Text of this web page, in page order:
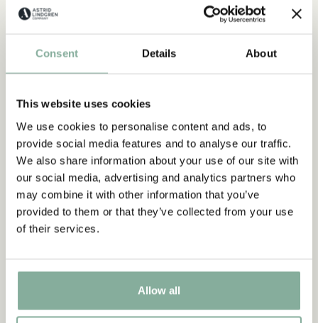
Consent Details About
This website uses cookies
We use cookies to personalise content and ads, to
provide social media features and to analyse our traffic.
We also share information about your use of our site with
our social media, advertising and analytics partners who
may combine it with other information that you’ve
provided to them or that they’ve collected from your use
of their services.
Allow all
BÜCHER
ALLE BÜCHER ANZEIGEN